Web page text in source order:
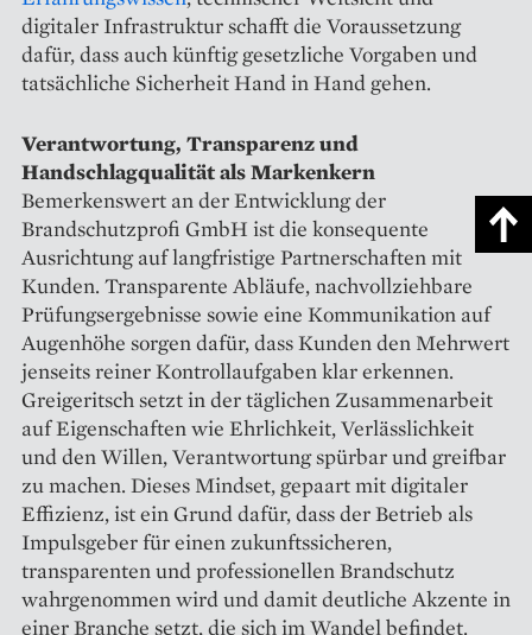
digitaler Infrastruktur schafft die Voraussetzung
dafür, dass auch künftig gesetzliche Vorgaben und
tatsächliche Sicherheit Hand in Hand gehen.
Verantwortung, Transparenz und
Handschlagqualität als Markenkern
Bemerkenswert an der Entwicklung der
Brandschutzprofi GmbH ist die konsequente
Ausrichtung auf langfristige Partnerschaften mit
Kunden. Transparente Abläufe, nachvollziehbare
Prüfungsergebnisse sowie eine Kommunikation auf
Augenhöhe sorgen dafür, dass Kunden den Mehrwert
jenseits reiner Kontrollaufgaben klar erkennen.
Greigeritsch setzt in der täglichen Zusammenarbeit
auf Eigenschaften wie Ehrlichkeit, Verlässlichkeit
und den Willen, Verantwortung spürbar und greifbar
zu machen. Dieses Mindset, gepaart mit digitaler
Effizienz, ist ein Grund dafür, dass der Betrieb als
Impulsgeber für einen zukunftssicheren,
transparenten und professionellen Brandschutz
wahrgenommen wird und damit deutliche Akzente in
einer Branche setzt, die sich im Wandel befindet.